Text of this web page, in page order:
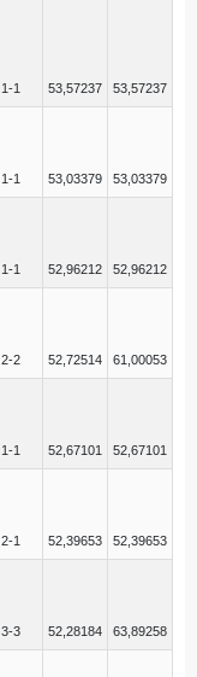
1-1 53,57237 53,57237
1-1 53,03379 53,03379
1-1 52,96212 52,96212
2-2 52,72514 61,00053
1-1 52,67101 52,67101
2-1 52,39653 52,39653
3-3 52,28184 63,89258